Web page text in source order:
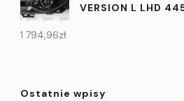
VERSION L LHD
1 794,96zł
Ostatnie wpisy